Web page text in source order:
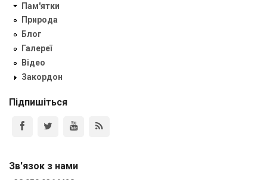
Пам'ятки
Природа
Блог
Галереї
Відео
Закордон
Підпишіться
Зв'язок з нами